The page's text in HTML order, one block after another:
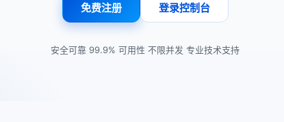
免费注册 登录控制台
安全可靠 99.9% 可用性 不限并发 专业技术支持